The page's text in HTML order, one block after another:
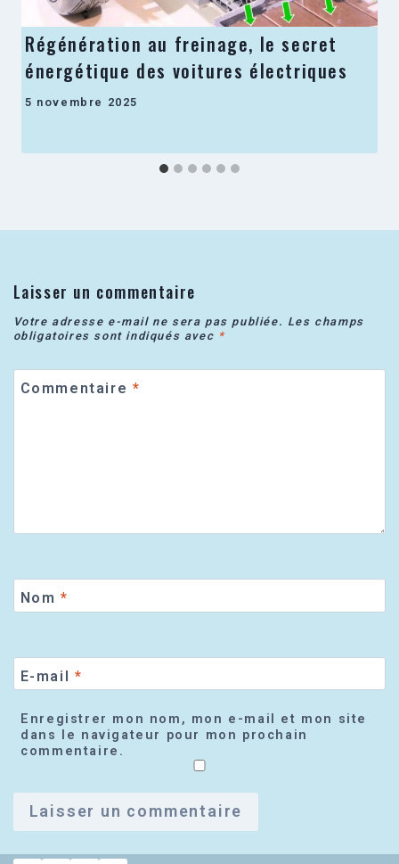
Régénération au freinage, le secret
énergétique des voitures électriques
5 novembre 2025
Laisser un commentaire
Votre adresse e-mail ne sera pas publiée. Les champs
obligatoires sont indiqués avec *
Commentaire *
Nom *
E-mail *
Enregistrer mon nom, mon e-mail et mon site
dans le navigateur pour mon prochain
commentaire.